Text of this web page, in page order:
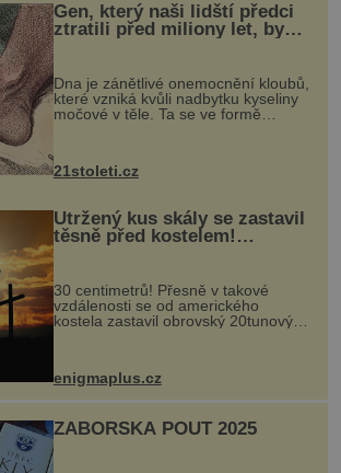
Gen, který naši lidští předci
ztratili před miliony let, by
mohl pomoci s léčbou
„nemoci králů“
Dna je zánětlivé onemocnění kloubů,
které vzniká kvůli nadbytku kyseliny
močové v těle. Ta se ve formě
nohou, a způsobuje bole...
21stoleti.cz
Utržený kus skály se zastavil
těsně před kostelem!
Ochránila ho boží síla?
30 centimetrů! Přesně v takové
vzdálenosti se od amerického
kostela zastavil obrovský 20tunový
...
enigmaplus.cz
ZÁBOŘSKÁ POUŤ 2025